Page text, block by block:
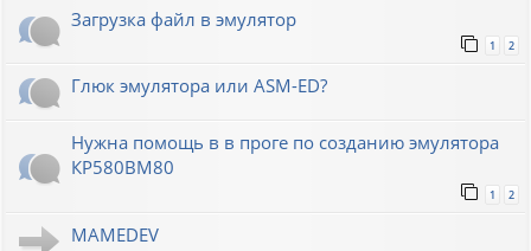
Загрузка файл в эмулятор
1 2
Глюк эмулятора или ASM-ED?
Нужна помощь в в проге по созданию эмулятора
КР580ВМ80
1 2
MAMEDEV